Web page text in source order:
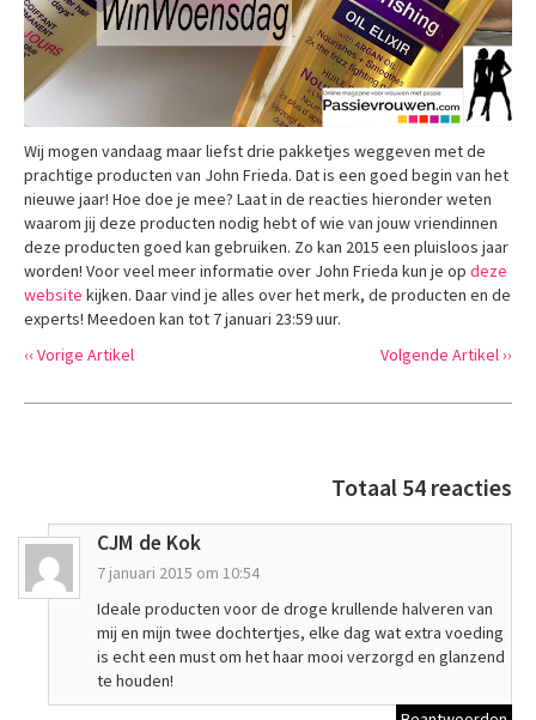
Wij mogen vandaag maar liefst drie pakketjes weggeven met de
prachtige producten van John Frieda. Dat is een goed begin van het
nieuwe jaar! Hoe doe je mee? Laat in de reacties hieronder weten
waarom jij deze producten nodig hebt of wie van jouw vriendinnen
deze producten goed kan gebruiken. Zo kan 2015 een pluisloos jaar
worden! Voor veel meer informatie over John Frieda kun je op deze
website kijken. Daar vind je alles over het merk, de producten en de
experts! Meedoen kan tot 7 januari 23:59 uur.
‹‹ Vorige Artikel
Volgende Artikel ››
Totaal 54 reacties
CJM de Kok
7 januari 2015 om 10:54
Ideale producten voor de droge krullende halveren van
mij en mijn twee dochtertjes, elke dag wat extra voeding
is echt een must om het haar mooi verzorgd en glanzend
te houden!